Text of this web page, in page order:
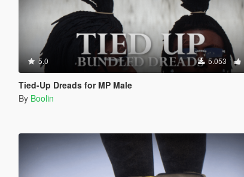
5.0 5.053
Tied-Up Dreads for MP Male
By Boolin